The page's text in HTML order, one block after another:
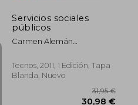
Servicios sociales
públicos
Carmen Alemán
Seco,Mercedes García
Serrano
Tecnos, 2011, 1 Edición, Tapa
Blanda, Nuevo